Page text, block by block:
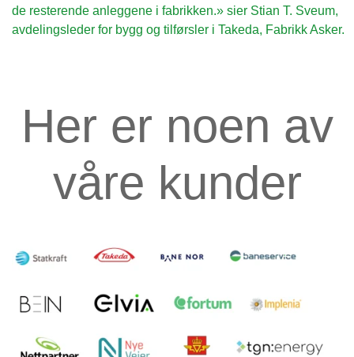
de resterende anleggene i fabrikken.» sier Stian T. Sveum,
avdelingsleder for bygg og tilførsler i Takeda, Fabrikk Asker.
Her er noen av
våre kunder